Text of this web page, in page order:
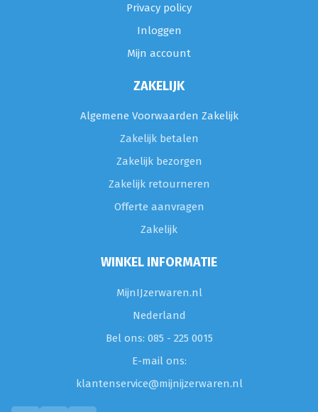
Privacy policy
Inloggen
Mijn account
ZAKELIJK
Algemene Voorwaarden Zakelijk
Zakelijk betalen
Zakelijk bezorgen
Zakelijk retourneren
Offerte aanvragen
Zakelijk
WINKEL INFORMATIE
MijnIJzerwaren.nl
Nederland
Bel ons: 085 - 225 0015
E-mail ons:
klantenservice@mijnijzerwaren.nl